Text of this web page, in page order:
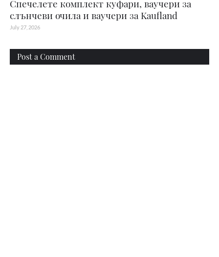
Спечелете комплект куфари, ваучери за
слънчеви очила и ваучери за Kaufland
July 27, 2026
Post a Comment